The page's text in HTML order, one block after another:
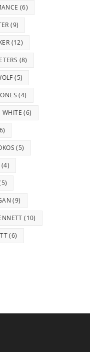
(6)
(9)
(12)
(8)
(5)
(4)
WHITE (6)
(5)
(4)
(9)
(10)
(6)